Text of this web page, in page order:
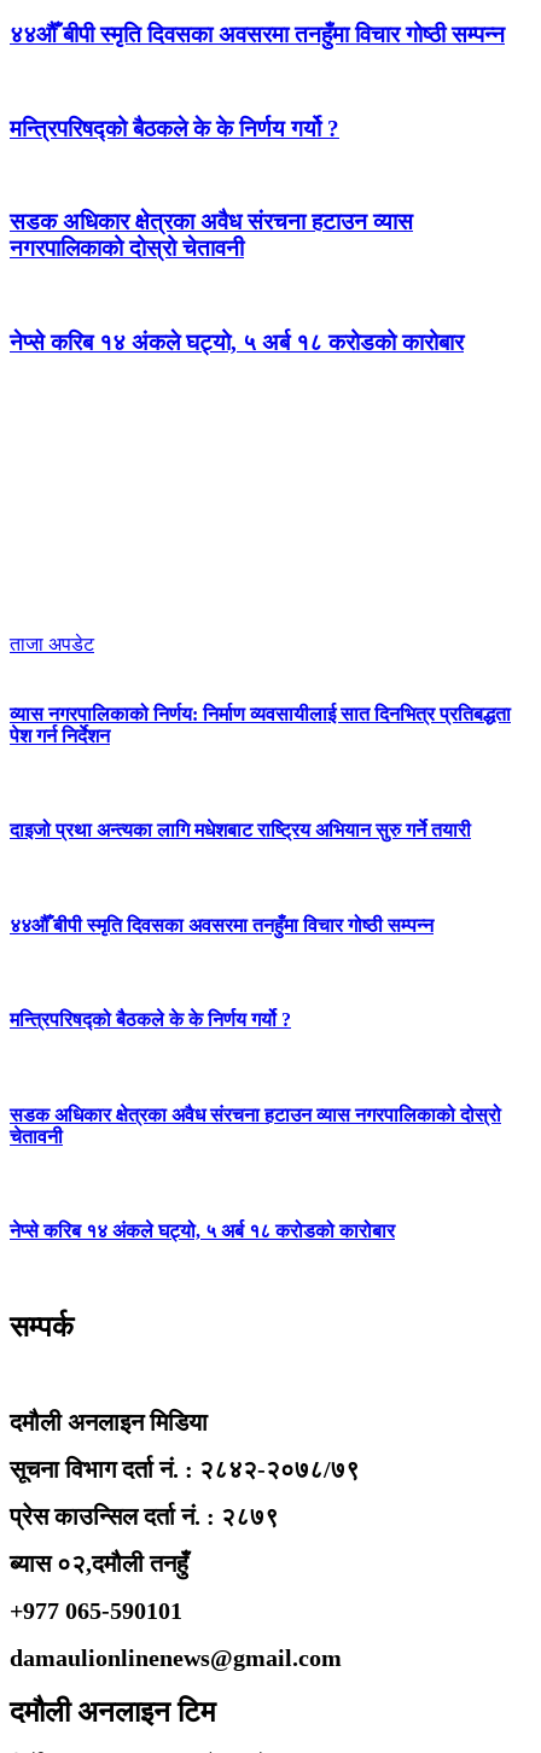
४४औँ बीपी स्मृति दिवसका अवसरमा तनहुँमा विचार गोष्ठी सम्पन्न
मन्त्रिपरिषद्को बैठकले के के निर्णय गर्यो ?
सडक अधिकार क्षेत्रका अवैध संरचना हटाउन व्यास
नगरपालिकाको दोस्रो चेतावनी
नेप्से करिब १४ अंकले घट्यो, ५ अर्ब १८ करोडको कारोबार
ताजा अपडेट
व्यास नगरपालिकाको निर्णय: निर्माण व्यवसायीलाई सात दिनभित्र प्रतिबद्धता
पेश गर्न निर्देशन
दाइजो प्रथा अन्त्यका लागि मधेशबाट राष्ट्रिय अभियान सुरु गर्ने तयारी
४४औँ बीपी स्मृति दिवसका अवसरमा तनहुँमा विचार गोष्ठी सम्पन्न
मन्त्रिपरिषद्को बैठकले के के निर्णय गर्यो ?
सडक अधिकार क्षेत्रका अवैध संरचना हटाउन व्यास नगरपालिकाको दोस्रो
चेतावनी
नेप्से करिब १४ अंकले घट्यो, ५ अर्ब १८ करोडको कारोबार
सम्पर्क
दमौली अनलाइन मिडिया
सूचना विभाग दर्ता नं. : २८४२-२०७८/७९
प्रेस काउन्सिल दर्ता नं. : २८७९
ब्यास ०२,दमौली तनहुँ
+977 065-590101
damaulionlinenews@gmail.com
दमौली अनलाइन टिम